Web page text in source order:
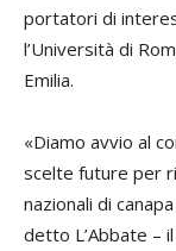
portatori di
l’Università di
Emilia.
«Diamo avvio al
scelte future per
nazionali di
detto L’Abbate –